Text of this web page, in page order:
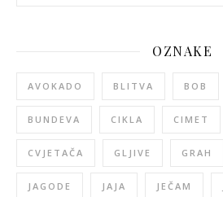
OZNAKE
AVOKADO BLITVA BOB
BUNDEVA CIKLA CIMET
CVJETAČA GLJIVE GRAH
JAGODE JAJA JEČAM